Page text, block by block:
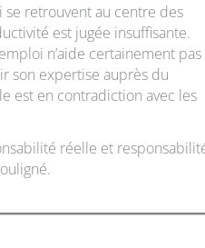
se retrouvent au centre des
est jugée insuffisante.
n’aide certainement pas
son expertise auprès du
est en contradiction avec les
réelle et